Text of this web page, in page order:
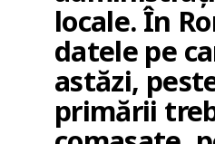
locale. În
datele pe
astăzi,
primării